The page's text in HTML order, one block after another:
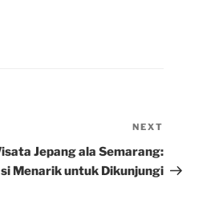
Post
NEXT
Jepang ala Semarang:
Menarik untuk Dikunjungi